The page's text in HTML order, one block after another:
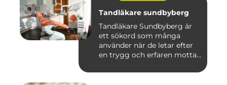
Tandläkare sundbyberg
Tandläkare Sundbyberg är
ett sökord som många
använder när de letar efter
en trygg och erfaren motta...